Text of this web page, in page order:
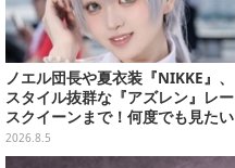
ノエル団長や夏衣装『NIKKE』、
スタイル抜群な『アズレン』レー
スクイーンまで！何度でも見たい
「コミケ106」美女レイヤー【プ
レイバック】
2026.8.5